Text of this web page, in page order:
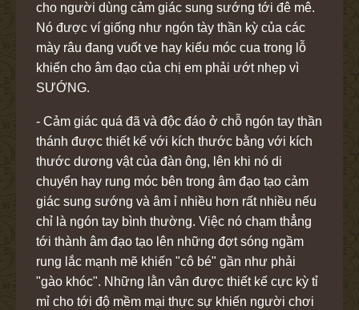
cho người dùng cảm giác sung sướng tới đê mê.
Nó được ví giống như ngón tày thần kỳ của các
mày râu đang vuốt ve hay kiểu móc cua trong lỗ
khiến cho âm đạo của chị em phải ướt nhẹp vì
SƯỚNG.
- Cảm giác quá đã và độc đáo ở chỗ ngón tay thần
thánh được thiết kế với kích thước bằng với kích
thước dương vật của đàn ông, lên khi nó di
chuyển hay rung móc bên trong âm đạo tạo cảm
giác sung sướng và âm ỉ nhiều hơn rất nhiều nếu
chỉ là ngón tay bình thường. Việc nó chạm thẳng
tới thành âm đạo tạo lên những đợt sóng ngầm
rung lắc mạnh mẽ khiến "cô bé" gần như phải
"gào khóc". Những lằn vân được thiết kế cực kỳ tỉ
mỉ cho tới độ mềm mại thực sự khiến người chơi